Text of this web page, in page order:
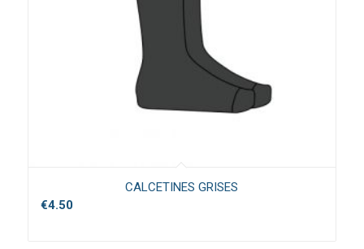
CALCETINES GRISES
€4.50